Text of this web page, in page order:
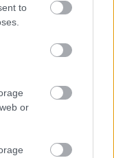
to
or
vezetéken